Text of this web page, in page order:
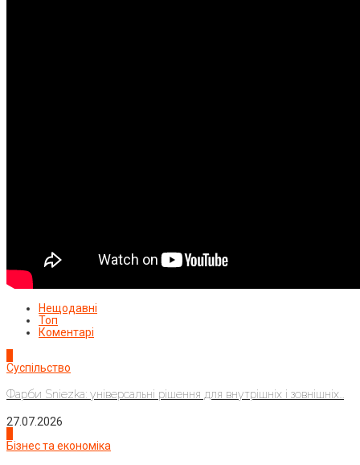
Нещодавні
Топ
Коментарі
Суспільство
Фарби Sniezka: універсальні рішення для внутрішніх і зовнішніх...
27.07.2026
Бізнес та економіка